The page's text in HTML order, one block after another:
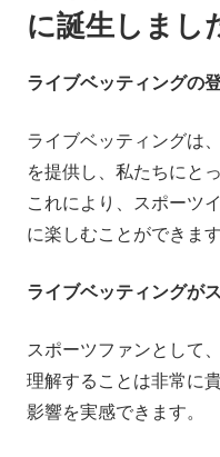
に誕生しまし
ライブベッティングの
ライブベッティングは
を提供し、私たちにと
これにより、スポーツ
に楽しむことができます
ライブベッティングが
スポーツファンとして
理解することは非常に
影響を実感できます。